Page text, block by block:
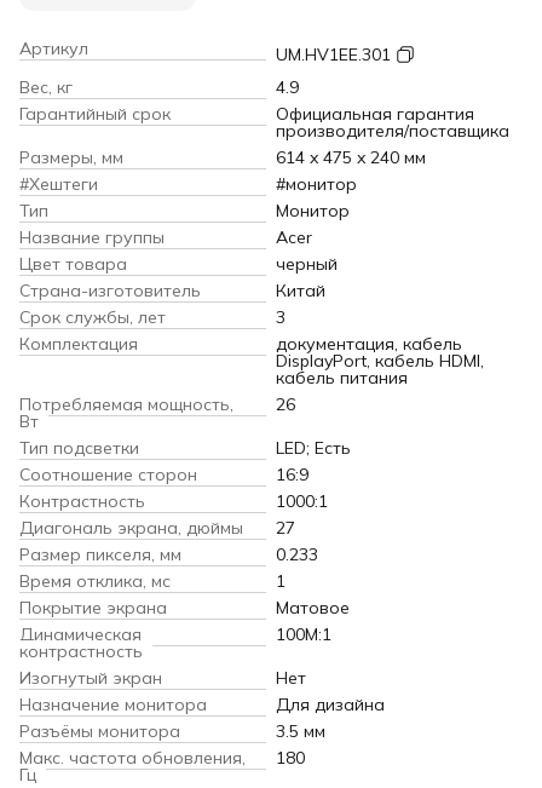
Артикул
UM.HV1EE.301
Вес, кг
4.9
Гарантийный срок
Официальная гарантия
производителя/поставщика
Размеры, мм
614 x 475 x 240 мм
#Хештеги
#монитор
Тип
Монитор
Название группы
Acer
Цвет товара
черный
Страна-изготовитель
Китай
Срок службы, лет
3
Комплектация
документация, кабель
DisplayPort, кабель HDMI,
кабель питания
Потребляемая мощность,
Вт
26
Тип подсветки
LED; Есть
Соотношение сторон
16:9
Контрастность
1000:1
Диагональ экрана, дюймы
27
Размер пикселя, мм
0.233
Время отклика, мс
1
Покрытие экрана
Матовое
Динамическая
контрастность
100M:1
Изогнутый экран
Нет
Назначение монитора
Для дизайна
Разъёмы монитора
3.5 мм
Макс. частота обновления,
Гц
180